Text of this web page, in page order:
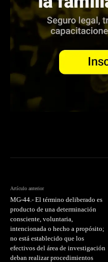
Artículo anterior
MG-44.- El término deliberado es
producto de una determinación
consciente, voluntaria,
intencionada o hecho a propósito;
no está establecido que los
efectivos del área de investigación
deban realizar procedimientos